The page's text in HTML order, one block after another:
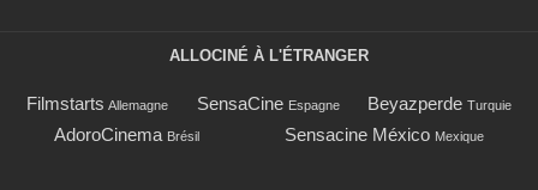
ALLOCINÉ À L'ÉTRANGER
Filmstarts Allemagne SensaCine Espagne Beyazperde Turquie
AdoroCinema Brésil Sensacine México Mexique